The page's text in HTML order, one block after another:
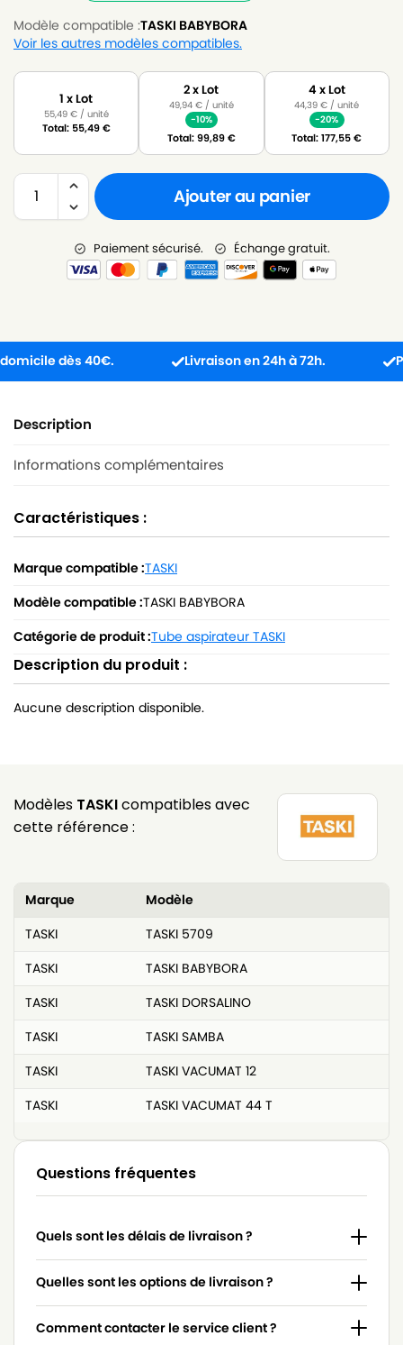
Modèle compatible :TASKI BABYBORA
Voir les autres modèles compatibles.
1 x Lot
55,49 €/ unité
Total: 55,49€
2 x Lot
49,94 €/ unité
-10%
Total:99,89€
4 x Lot
44,39€ / unité
-20%
Total:177,55€
Ajouter au panier
Paiement sécurisé. Échange gratuit.
dès 40€. Livraison en 24h à 72h.
Description
Informations complémentaires
Caractéristiques :
Marque compatible :TASKI
Modèle compatible :TASKI BABYBORA
Catégorie de produit :Tube aspirateur TASKI
Description du produit :
Aucune description disponible.
Modèles TASKIcompatibles avec
cette référence :
Marque
Modèle
TASKI
TASKI 5709
TASKI
TASKI BABYBORA
TASKI
TASKI DORSALINO
TASKI
TASKI SAMBA
TASKI
TASKI VACUMAT 12
TASKI
TASKI VACUMAT 44 T
Questions fréquentes
Quels sont les délais de livraison ?
Quelles sont les options de livraison ?
Comment contacter le service client ?